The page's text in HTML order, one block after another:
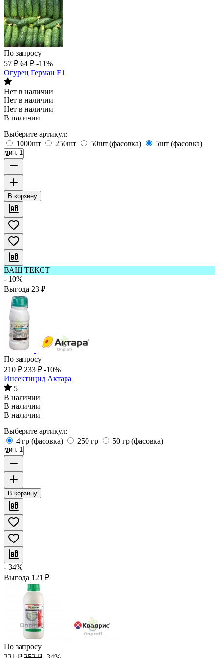
По запросу
57 ₽ 64 ₽ -11%
Огурец Герман F1,
Нет в наличии
Нет в наличии
Нет в наличии
В наличии
Выберите артикул:
1000шт
250шт 50шт (фасовка) 5шт (фасовка)
мин. 1
В корзину
ВАШ ТЕКСТ
- 10%
Выгода 23 ₽
По запросу
210 ₽ 233 ₽ -10%
Инсектицид Актара
5
В наличии
В наличии
В наличии
Выберите артикул:
4 гр (фасовка)
250 гр 50 гр (фасовка)
мин. 1
В корзину
- 34%
Выгода 121 ₽
По запросу